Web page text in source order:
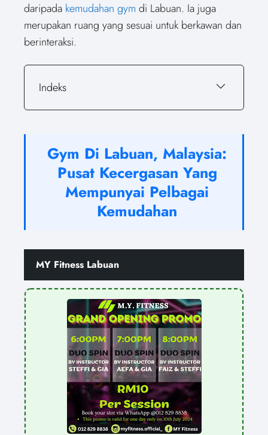
daripada kemudahan gym di Labuan. Ia juga
merupakan ruang yang sesuai untuk berkawan dan
berinteraksi.
Indeks
Gym Di Labuan, Malaysia:
Pusat Kecergasan Yang
Mempunyai Pelbagai
Kemudahan
MY Fitness Labuan